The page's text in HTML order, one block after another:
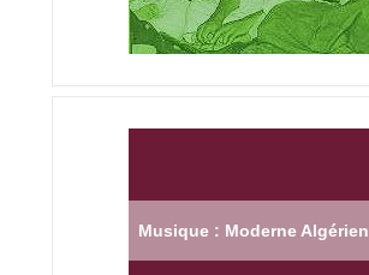
Musique : Moderne Algérien